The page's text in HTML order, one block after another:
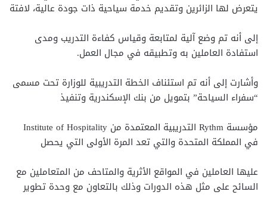
يتعرض لها الزائرين وتقديم خدمة سياحية ذات جودة عالية، لافتة
إلى أنه تم وضع آلية لمتابعة وقياس كفاءة التدريب ومدى
استفادة العاملين به وتطبيقه في مجال العمل.
وأشارت إلى أنه تم استئناف الخطة التدريبية للوزارة تحت مسمى
“سفراء السياحة” بتمويل من بنك الإسكندرية وتنفيذ
مؤسسة Rythm التدريبية المعتمدة من Institute of Hospitality
في المملكة المتحدة والتي تعد المرة الأولى التي يحصل
عليها العاملين في المواقع الأثرية والمتاحف من المتعاملين مع
السائح على مثل هذه الدورات وذلك بالتعاون مع وحدة تطوير